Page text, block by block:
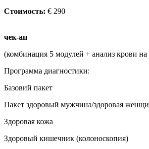
Стоимость: € 290
чек-ап
(комбинация 5 модулей + анализ крови
Программа диагностики:
Базовий пакет
Пакет здоровый мужчина/здоровая
Здоровая кожа
Здоровый кишечник (колоноскопия)